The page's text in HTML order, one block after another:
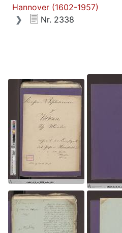
Hannover (1602-1957)
Nr. 2338